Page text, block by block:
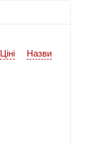
Назви
Ціні